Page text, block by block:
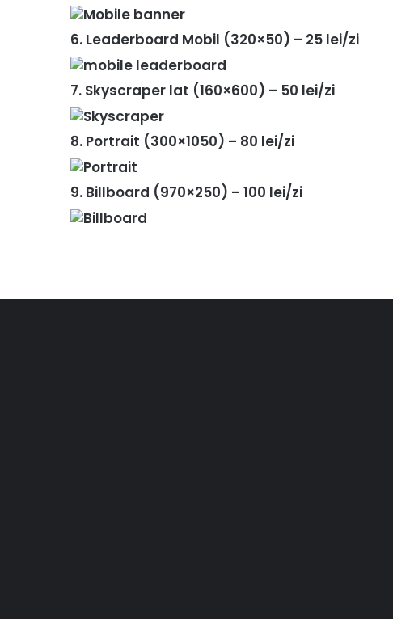
6. Leaderboard Mobil (320×50) – 25 lei/zi
7. Skyscraper lat (160×600) – 50 lei/zi
8. Portrait (300×1050) – 80 lei/zi
9. Billboard (970×250) – 100 lei/zi